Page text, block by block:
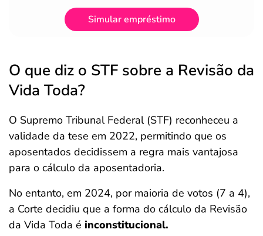
Simular empréstimo
O que diz o STF sobre a Revisão da
Vida Toda?
O Supremo Tribunal Federal (STF) reconheceu a
validade da tese em 2022, permitindo que os
aposentados decidissem a regra mais vantajosa
para o cálculo da aposentadoria.
No entanto, em 2024, por maioria de votos (7 a 4),
a Corte decidiu que a forma do cálculo da Revisão
da Vida Toda é inconstitucional.